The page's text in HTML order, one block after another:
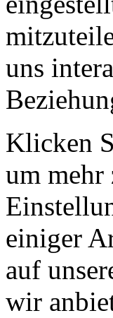
uns
Klicken
um mehr
einiger
auf
wir